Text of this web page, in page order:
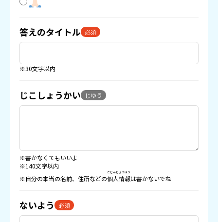
答えのタイトル 必須
※30文字以内
じこしょうかい じゆう
※書かなくてもいいよ
※140文字以内
※自分の本当の名前、住所などの個人情報
こじんじょうほう
は書かないでね
ないよう 必須